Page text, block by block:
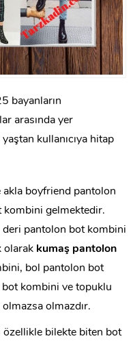
bayanların
arasında yer
kullanıcıya hitap
akla boyfriend pantolon
kombini gelmektedir.
pantolon bot kombini
olarak kumaş pantolon
bol pantolon bot
kombini ve topuklu
olmazdır.
bilekte biten bot